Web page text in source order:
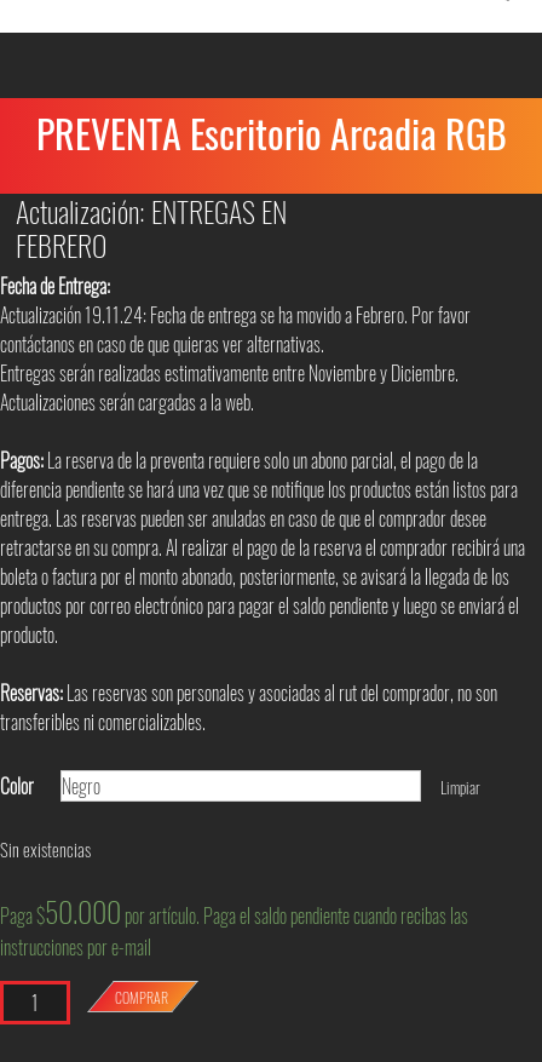
PREVENTA Escritorio Arcadia RGB
Actualización: ENTREGAS EN
FEBRERO
Fecha de Entrega:
Actualización 19.11.24: Fecha de entrega se ha movido a Febrero. Por favor
contáctanos en caso de que quieras ver alternativas.
Entregas serán realizadas estimativamente entre Noviembre y Diciembre.
Actualizaciones serán cargadas a la web.
Pagos:La reserva de la preventa requiere solo un abono parcial, el pago de la
diferencia pendiente se hará una vez que se notifique los productos están listos para
entrega. Las reservas pueden ser anuladas en caso de que el comprador desee
retractarse en su compra. Al realizar el pago de la reserva el comprador recibirá una
boleta o factura por el monto abonado, posteriormente, se avisará la llegada de los
productos por correo electrónico para pagar el saldo pendiente y luego se enviará el
producto.
Reservas:Las reservas son personales y asociadas al rut del comprador, no son
transferibles ni comercializables.
Color Limpiar
Sin existencias
Paga $50.000 por artículo. Paga el saldo pendiente cuando recibas las
instrucciones por e-mail
Cantidad
COMPRAR